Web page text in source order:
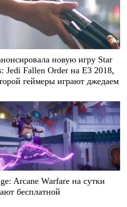
новую игру Star
Jedi Fallen Order на E3 2018,
геймеры играют джедаем
Arcane Warfare на сутки
бесплатной